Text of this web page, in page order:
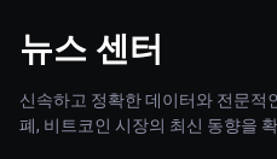
뉴스 센터
신속하고 정확한 데이터와 전문적
폐, 비트코인 시장의 최신 동향을